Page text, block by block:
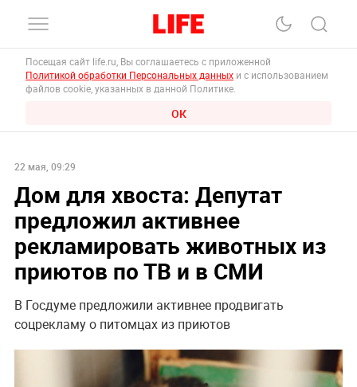
Посещая сайт life.ru, Вы соглашаетесь с приложенной
Политикой обработки Персональных данных и с использованием
файлов cookie, указанных в данной Политике.
ОК
22 мая, 09:29
Дом для хвоста: Депутат
предложил активнее
рекламировать животных из
приютов по ТВ и в СМИ
В Госдуме предложили активнее продвигать
соцрекламу о питомцах из приютов